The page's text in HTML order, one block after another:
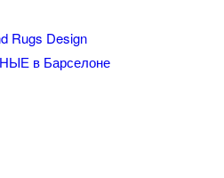
Rugs Design
в Барселоне